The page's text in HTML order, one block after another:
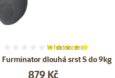
Furminator dlouhá srst S do 9kg
Hodnocení 100%,
1×hodnocení
Cena
879 Kč